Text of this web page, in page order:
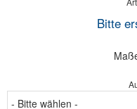
Bitte